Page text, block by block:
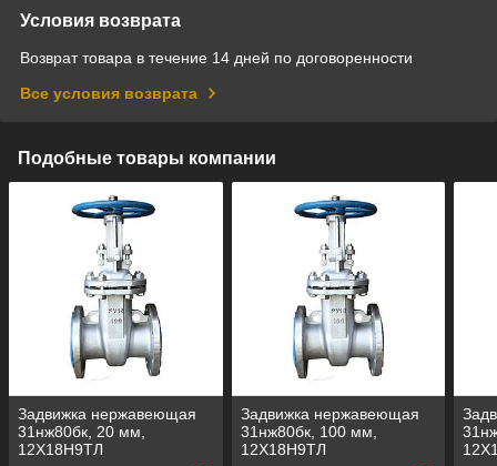
Условия возврата
Возврат товара в течение 14 дней по договоренности
Все условия возврата
Подобные товары компании
Задвижка нержавеющая
31нж80бк, 20 мм,
12Х18Н9ТЛ
Задвижка нержавеющая
31нж80бк, 100 мм,
12Х18Н9ТЛ